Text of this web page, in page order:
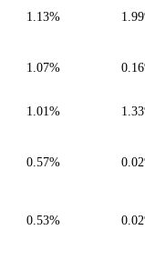
1.13%
1.07%
1.01%
0.57%
0.53%